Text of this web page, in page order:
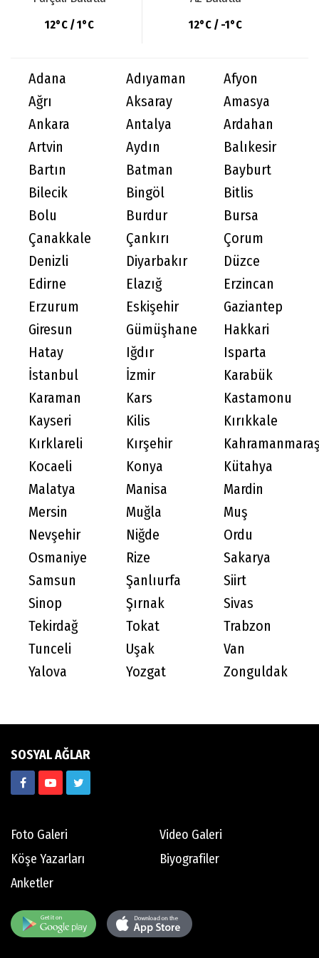
12°C / 1°C 12°C / -1°C
Adana Adıyaman
Afyon
Ağrı
Aksaray
Amasya
Ankara
Antalya
Ardahan
Artvin
Aydın
Balıkesir
Bartın
Batman
Bayburt
Bilecik
Bingöl
Bitlis
Bolu
Burdur
Bursa
Çanakkale
Çankırı
Çorum
Denizli
Diyarbakır
Düzce
Edirne
Elazığ
Erzincan
Erzurum
Eskişehir
Gaziantep
Giresun
Gümüşhane
Hakkari
Hatay
Iğdır
Isparta
İstanbul
İzmir
Karabük
Karaman
Kars
Kastamonu
Kayseri
Kilis
Kırıkkale
Kırklareli
Kırşehir
Kocaeli
Konya
Kütahya
Malatya
Manisa
Mardin
Mersin
Muğla
Muş
Nevşehir
Niğde
Ordu
Osmaniye
Rize
Sakarya
Samsun
Şanlıurfa
Siirt
Sinop
Şırnak
Sivas
Tekirdağ
Tokat
Trabzon
Tunceli
Uşak
Van
Yalova
Yozgat Zonguldak
SOSYAL AĞLAR
Foto Galeri
Video Galeri
Köşe Yazarları
Biyografiler
Anketler